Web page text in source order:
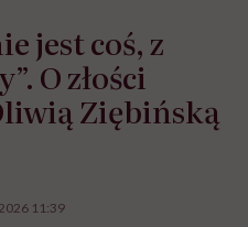
jest coś, z
O złości
Ziębińską
11:39